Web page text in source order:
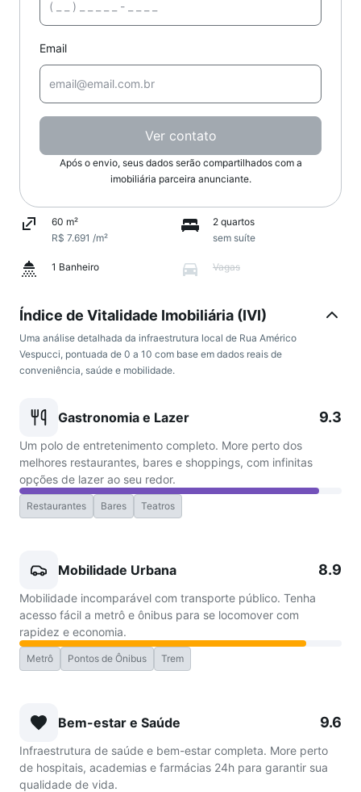
Email
Ver contato
Após o envio, seus dados serão compartilhados com a
imobiliária parceira anunciante.
60 m²
R$ 7.691 /m²
2 quartos
sem suíte
1 Banheiro Vagas
Índice de Vitalidade Imobiliária (IVI)
Uma análise detalhada da infraestrutura local de Rua Américo
Vespucci, pontuada de 0 a 10 com base em dados reais de
conveniência, saúde e mobilidade.
Gastronomia e Lazer 9.3
Um polo de entretenimento completo. More perto dos
melhores restaurantes, bares e shoppings, com infinitas
opções de lazer ao seu redor.
Restaurantes Bares Teatros
Mobilidade Urbana 8.9
Mobilidade incomparável com transporte público. Tenha
acesso fácil a metrô e ônibus para se locomover com
rapidez e economia.
Metrô Pontos de Ônibus Trem
Bem-estar e Saúde 9.6
Infraestrutura de saúde e bem-estar completa. More perto
de hospitais, academias e farmácias 24h para garantir sua
qualidade de vida.